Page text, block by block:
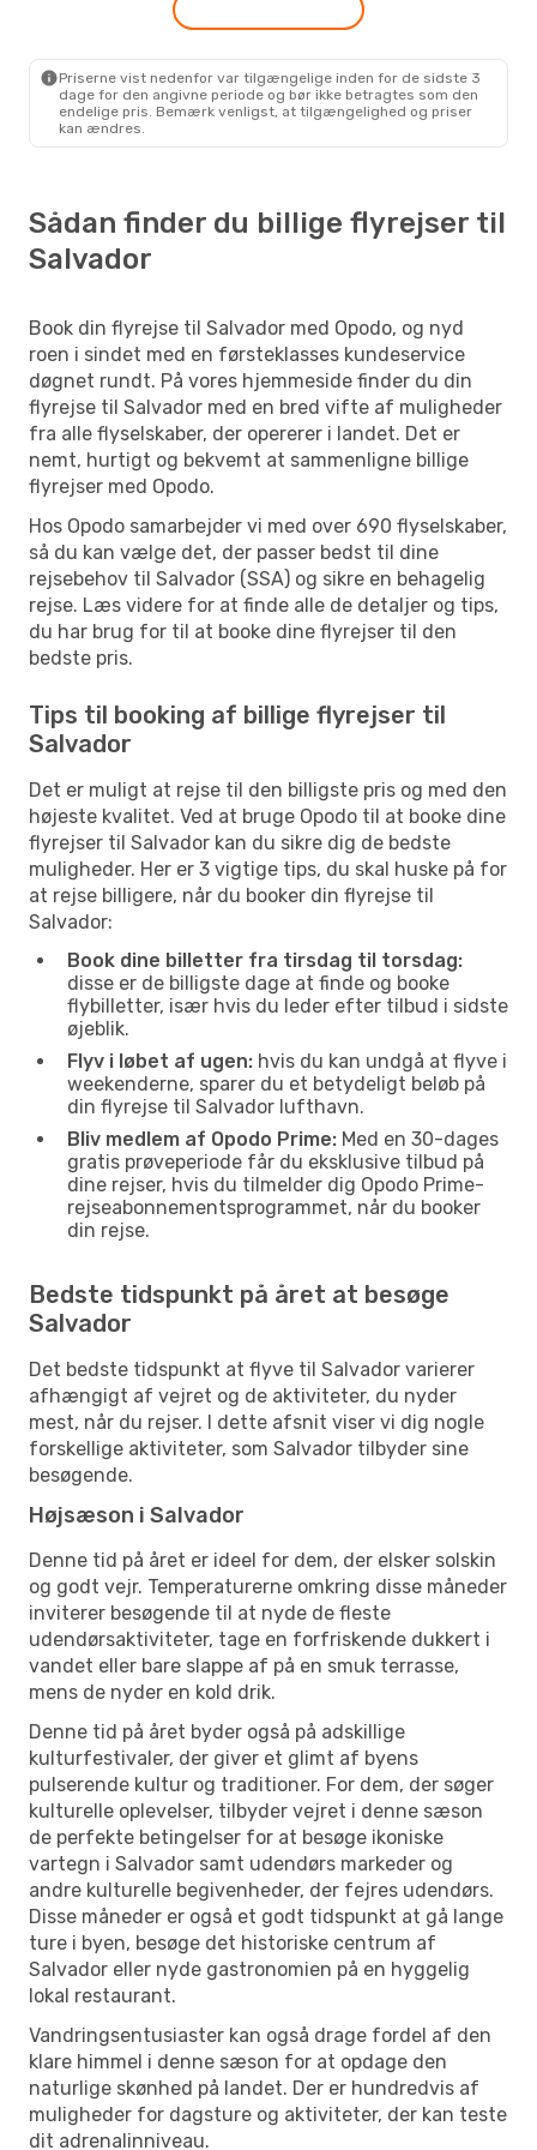
2 Mellemlandinger
- Córdoba
Priserne vist nedenfor var tilgængelige inden for de sidste 3
dage for den angivne periode og bør ikke betragtes som den
endelige pris. Bemærk venligst, at tilgængelighed og priser
kan ændres.
Sådan finder du billige flyrejser til
Salvador
Book din flyrejse til Salvador med Opodo, og nyd
roen i sindet med en førsteklasses kundeservice
døgnet rundt. På vores hjemmeside finder du din
flyrejse til Salvador med en bred vifte af muligheder
fra alle flyselskaber, der opererer i landet. Det er
nemt, hurtigt og bekvemt at sammenligne billige
flyrejser med Opodo.
Hos Opodo samarbejder vi med over 690 flyselskaber,
så du kan vælge det, der passer bedst til dine
rejsebehov til Salvador (SSA) og sikre en behagelig
rejse. Læs videre for at finde alle de detaljer og tips,
du har brug for til at booke dine flyrejser til den
bedste pris.
Tips til booking af billige flyrejser til
Salvador
Det er muligt at rejse til den billigste pris og med den
højeste kvalitet. Ved at bruge Opodo til at booke dine
flyrejser til Salvador kan du sikre dig de bedste
muligheder. Her er 3 vigtige tips, du skal huske på for
at rejse billigere, når du booker din flyrejse til
Salvador:
Book dine billetter fra tirsdag til torsdag:
disse er de billigste dage at finde og booke
flybilletter, især hvis du leder efter tilbud i sidste
øjeblik.
Flyv i løbet af ugen: hvis du kan undgå at flyve i
weekenderne, sparer du et betydeligt beløb på
din flyrejse til Salvador lufthavn.
Bliv medlem af Opodo Prime: Med en 30-dages
gratis prøveperiode får du eksklusive tilbud på
dine rejser, hvis du tilmelder dig Opodo Prime-
rejseabonnementsprogrammet, når du booker
din rejse.
Bedste tidspunkt på året at besøge
Salvador
Det bedste tidspunkt at flyve til Salvador varierer
afhængigt af vejret og de aktiviteter, du nyder
mest, når du rejser. I dette afsnit viser vi dig nogle
forskellige aktiviteter, som Salvador tilbyder sine
besøgende.
Højsæson i Salvador
Denne tid på året er ideel for dem, der elsker solskin
og godt vejr. Temperaturerne omkring disse måneder
inviterer besøgende til at nyde de fleste
udendørsaktiviteter, tage en forfriskende dukkert i
vandet eller bare slappe af på en smuk terrasse,
mens de nyder en kold drik.
Denne tid på året byder også på adskillige
kulturfestivaler, der giver et glimt af byens
pulserende kultur og traditioner. For dem, der søger
kulturelle oplevelser, tilbyder vejret i denne sæson
de perfekte betingelser for at besøge ikoniske
vartegn i Salvador samt udendørs markeder og
andre kulturelle begivenheder, der fejres udendørs.
Disse måneder er også et godt tidspunkt at gå lange
ture i byen, besøge det historiske centrum af
Salvador eller nyde gastronomien på en hyggelig
lokal restaurant.
Vandringsentusiaster kan også drage fordel af den
klare himmel i denne sæson for at opdage den
naturlige skønhed på landet. Der er hundredvis af
muligheder for dagsture og aktiviteter, der kan teste
dit adrenalinniveau.